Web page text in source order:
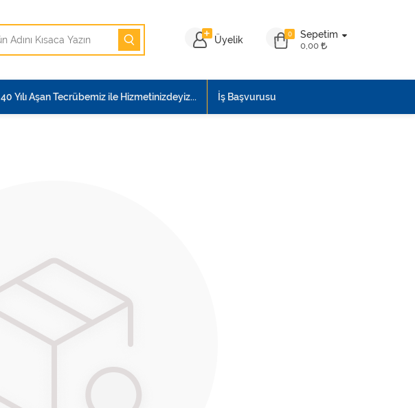
0 Sepetim
0,00
Üyelik
40 Yılı Aşan Tecrübemiz ile Hizmetinizdeyiz... İş Başvurusu